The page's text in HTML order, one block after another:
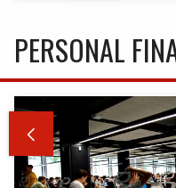
PERSONAL
